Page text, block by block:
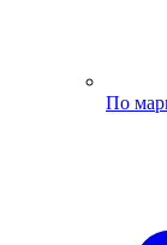
По